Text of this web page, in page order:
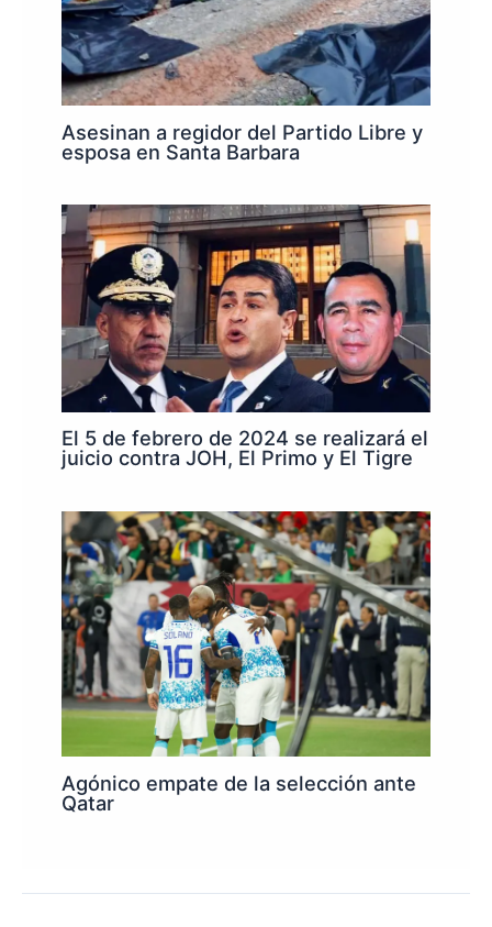
Asesinan a regidor del Partido Libre y
esposa en Santa Barbara
El 5 de febrero de 2024 se realizará el
juicio contra JOH, El Primo y El Tigre
Agónico empate de la selección ante
Qatar